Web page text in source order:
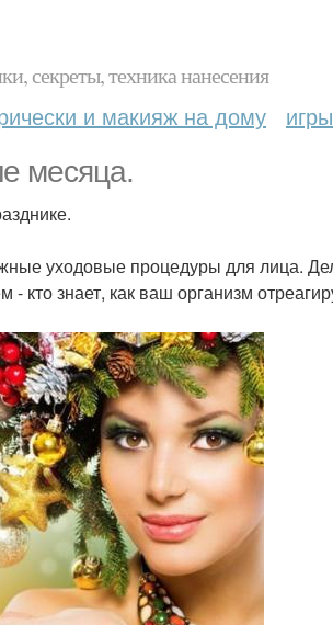
секреты, техника нанесения
и макияж на дому игры
месяца.
уходовые процедуры для лица.
знает, как ваш организм